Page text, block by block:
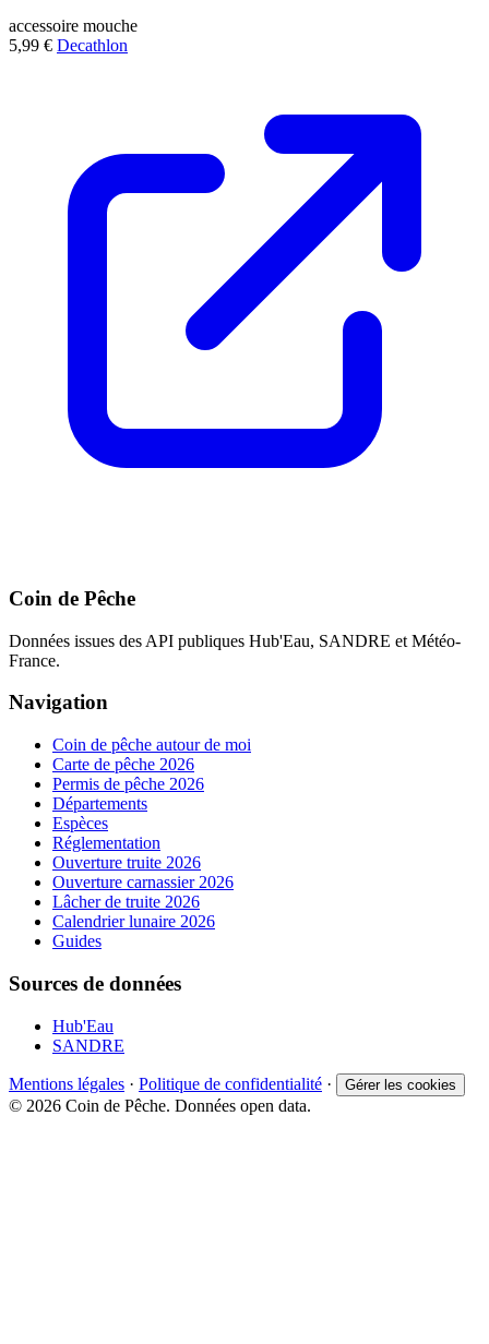
accessoire mouche
5,99 € Decathlon
Coin de Pêche
Données issues des API publiques Hub'Eau, SANDRE et Météo-
France.
Navigation
Coin de pêche autour de moi
Carte de pêche 2026
Permis de pêche 2026
Départements
Espèces
Réglementation
Ouverture truite 2026
Ouverture carnassier 2026
Lâcher de truite 2026
Calendrier lunaire 2026
Guides
Sources de données
Hub'Eau
SANDRE
Mentions légales · Politique de confidentialité · Gérer les cookies
© 2026 Coin de Pêche. Données open data.